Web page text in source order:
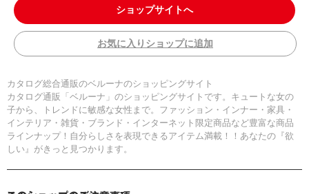
ショップサイトへ
お気に入りショップに追加
カタログ総合通販のベルーナのショッピングサイト
カタログ通販「ベルーナ」のショッピングサイトです。キュートな女の
子から、トレンドに敏感な女性まで。ファッション・インナー・家具・
インテリア・雑貨・ブランド・インターネット限定商品など豊富な商品
ラインナップ！自分らしさを表現できるアイテム満載！！あなたの『欲
しい』がきっと見つかります。